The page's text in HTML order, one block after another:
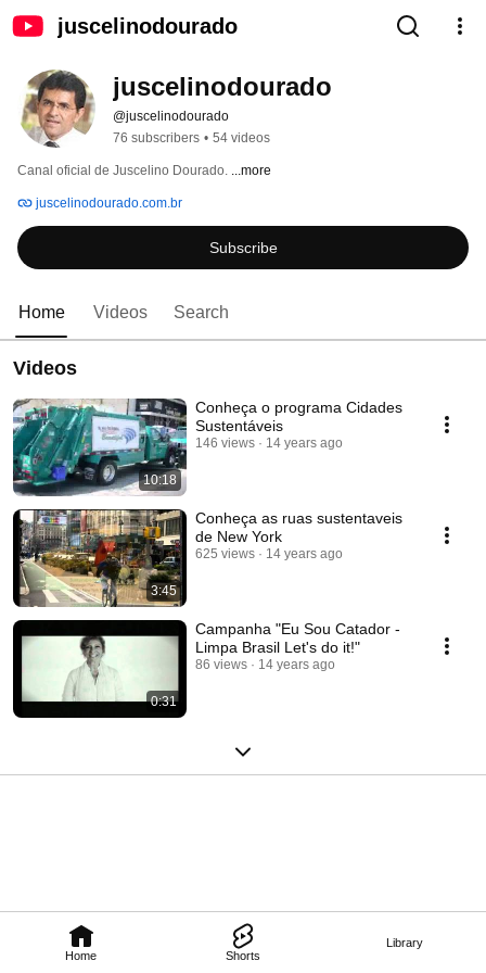
juscelinodourado
Home Shorts
Library
juscelinodourado
@juscelinodourado
76 subscribers • 54 videos
Canal oficial de Juscelino Dourado. ...more
juscelinodourado.com.br
Subscribe
Home Videos Search
Videos
10:18
Conheça o programa Cidades
Sustentáveis
146 views 14 years ago
3:45
Conheça as ruas sustentaveis
de New York
625 views 14 years ago
0:31
Campanha "Eu Sou Catador -
Limpa Brasil Let's do it!"
86 views 14 years ago